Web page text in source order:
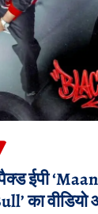
ईपी
का